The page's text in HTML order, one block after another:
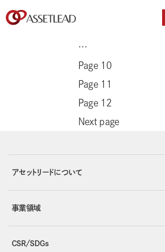
…
Page 10
Page 11
Page 12
Next page
アセットリードについて
事業領域
CSR/SDGs